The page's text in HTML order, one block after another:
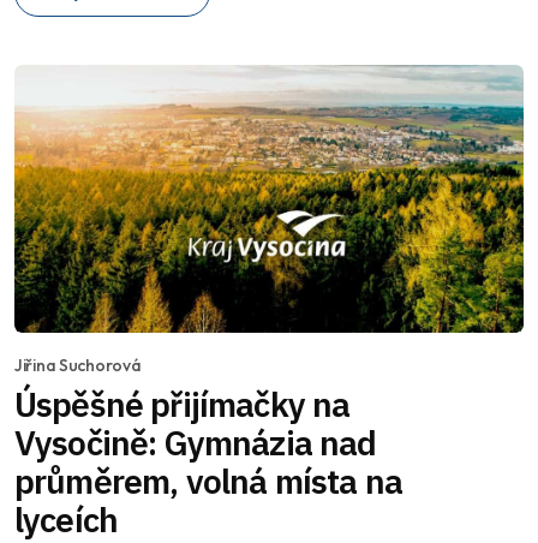
Jiřina Suchorová
Úspěšné přijímačky na
Vysočině: Gymnázia nad
průměrem, volná místa na
lyceích